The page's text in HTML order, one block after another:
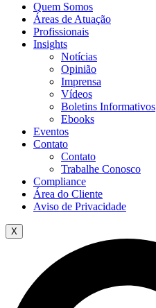
Quem Somos
Áreas de Atuação
Profissionais
Insights
Notícias
Opinião
Imprensa
Vídeos
Boletins Informativos
Ebooks
Eventos
Contato
Contato
Trabalhe Conosco
Compliance
Área do Cliente
Aviso de Privacidade
X